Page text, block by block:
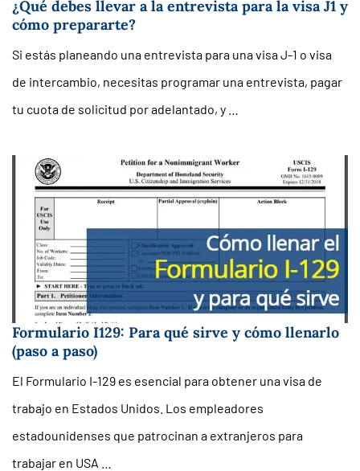
¿Qué debes llevar a la entrevista para la visa J1 y
cómo prepararte?
Si estás planeando una entrevista para una visa J-1 o visa
de intercambio, necesitas programar una entrevista, pagar
tu cuota de solicitud por adelantado, y …
Formulario I129: Para qué sirve y cómo llenarlo
(paso a paso)
El Formulario I-129 es esencial para obtener una visa de
trabajo en Estados Unidos. Los empleadores
estadounidenses que patrocinan a extranjeros para
trabajar en USA …